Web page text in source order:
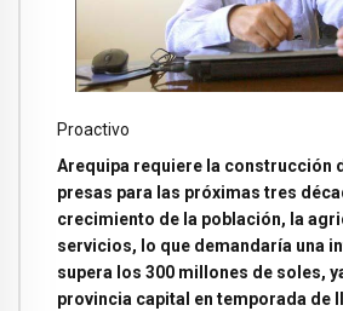
Proactivo
Arequipa requiere la construcción
presas para las próximas tres
crecimiento de la población, la
servicios, lo que demandaría una
supera los 300 millones de soles,
provincia capital en temporada de